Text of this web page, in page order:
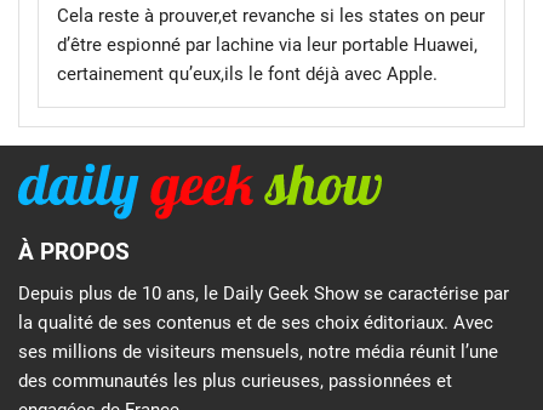
Cela reste à prouver,et revanche si les states on peur
d’être espionné par lachine via leur portable Huawei,
certainement qu’eux,ils le font déjà avec Apple.
À PROPOS
Depuis plus de 10 ans, le Daily Geek Show se caractérise par
la qualité de ses contenus et de ses choix éditoriaux. Avec
ses millions de visiteurs mensuels, notre média réunit l’une
des communautés les plus curieuses, passionnées et